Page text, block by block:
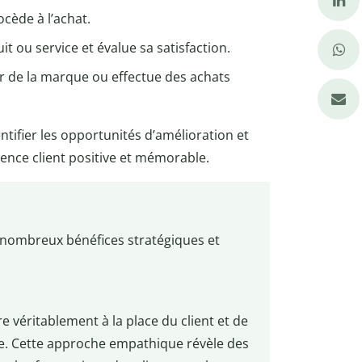
à l’achat.
ou service et évalue sa satisfaction.
la marque ou effectue des achats
les opportunités d’amélioration et
client positive et mémorable.
bénéfices stratégiques et
véritablement à la place du client et de
Cette approche empathique révèle des